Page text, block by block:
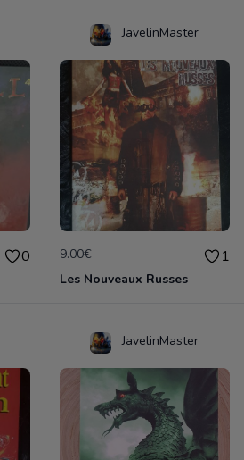
0
JavelinMaster
9.00€ 1
Les Nouveaux Russes
JavelinMaster